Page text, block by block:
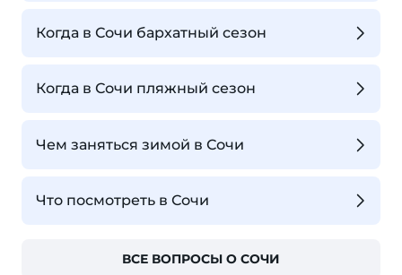
Когда в Сочи бархатный сезон
Когда в Сочи пляжный сезон
Чем заняться зимой в Сочи
Что посмотреть в Сочи
ВСЕ ВОПРОСЫ О СОЧИ